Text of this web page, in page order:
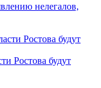
нелегалов,
Ростова будут